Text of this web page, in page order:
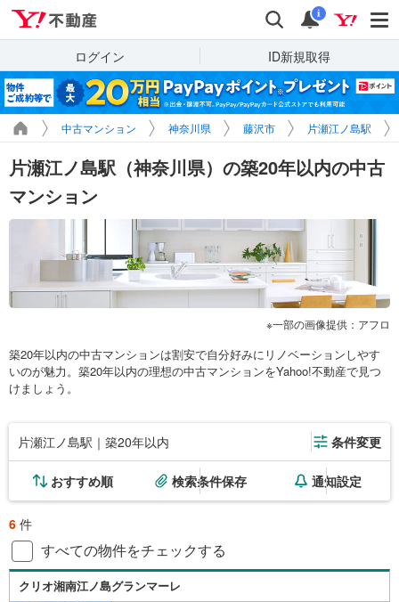
検索 通知
i
ログイン ID新規取得
中古マンション 神奈川県 藤沢市 片瀬江ノ島駅
片瀬江ノ島駅（神奈川県）の築20年以内の中古
マンション
一部の画像提供：アフロ
築20年以内の中古マンションは割安で自分好みにリノベーションしやす
いのが魅力。築20年以内の理想の中古マンションをYahoo!不動産で見つ
けましょう。
片瀬江ノ島駅｜築20年以内 条件変更
おすすめ順 検索条件保存 通知設定
6 件
すべての物件をチェックする
クリオ湘南江ノ島グランマーレ